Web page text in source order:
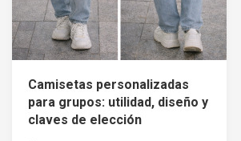
Camisetas personalizadas
para grupos: utilidad, diseño y
claves de elección